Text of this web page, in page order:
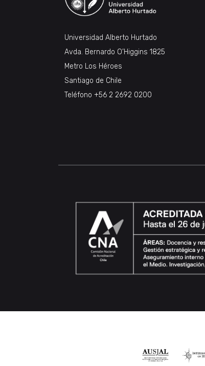
Universidad Alberto Hurtado
Avda. Bernardo O’Higgins 1825
Metro Los Héroes
Santiago de Chile
Teléfono +56 2 2692 0200